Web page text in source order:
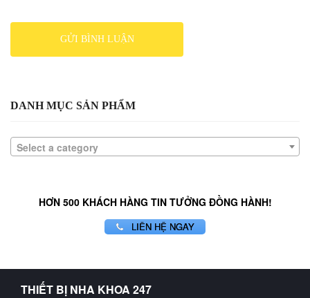
DANH MỤC SẢN PHẨM
Select a category
HƠN 500 KHÁCH HÀNG TIN TƯỞNG ĐỒNG HÀNH!
LIÊN HỆ NGAY
THIẾT BỊ NHA KHOA 247